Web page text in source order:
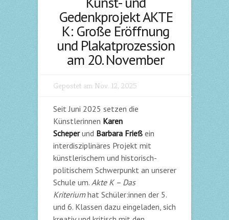
Gedenkprojekt AKTE
K: Große Eröffnung
und Plakatprozession
am 20. November
Gepostet am Nov. 12, 2025
Seit Juni 2025 setzen die
Künstlerinnen Karen
Scheperund Barbara Frieß ein
interdisziplinäres Projekt mit
künstlerischem und historisch-
politischem Schwerpunkt an unserer
Schule um. Akte K – Das
Kriteriumhat Schüler:innen der 5.
und 6. Klassen dazu eingeladen, sich